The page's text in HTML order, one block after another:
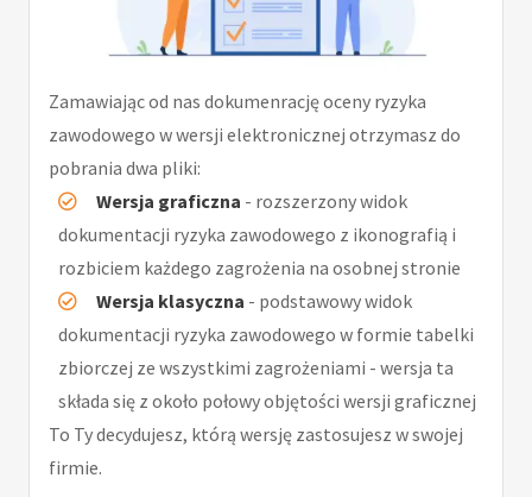
Zamawiając od nas dokumenrację oceny ryzyka
zawodowego w wersji elektronicznej otrzymasz do
pobrania dwa pliki:
Wersja graficzna - rozszerzony widok
dokumentacji ryzyka zawodowego z ikonografią i
rozbiciem każdego zagrożenia na osobnej stronie
Wersja klasyczna - podstawowy widok
dokumentacji ryzyka zawodowego w formie tabelki
zbiorczej ze wszystkimi zagrożeniami - wersja ta
składa się z około połowy objętości wersji graficznej
To Ty decydujesz, którą wersję zastosujesz w swojej
firmie.